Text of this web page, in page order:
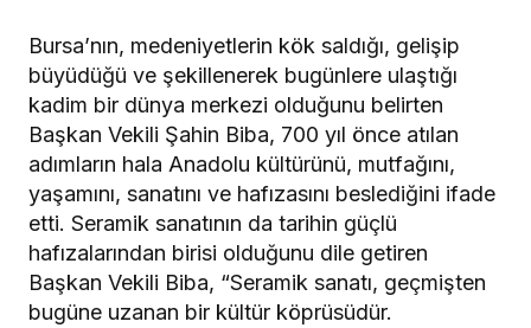
Bursa’nın, medeniyetlerin kök saldığı, gelişip
büyüdüğü ve şekillenerek bugünlere ulaştığı
kadim bir dünya merkezi olduğunu belirten
Başkan Vekili Şahin Biba, 700 yıl önce atılan
adımların hala Anadolu kültürünü, mutfağını,
yaşamını, sanatını ve hafızasını beslediğini ifade
etti. Seramik sanatının da tarihin güçlü
hafızalarından birisi olduğunu dile getiren
Başkan Vekili Biba, “Seramik sanatı, geçmişten
bugüne uzanan bir kültür köprüsüdür.